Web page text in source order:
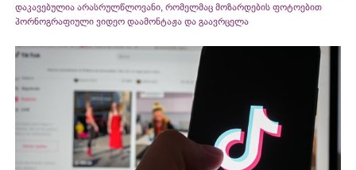
დაკავებულია არასრულწლოვანი, რომელმაც მოზარდების ფოტოებით
პორნოგრაფიული ვიდეო დაამონტაჟა და გაავრცელა